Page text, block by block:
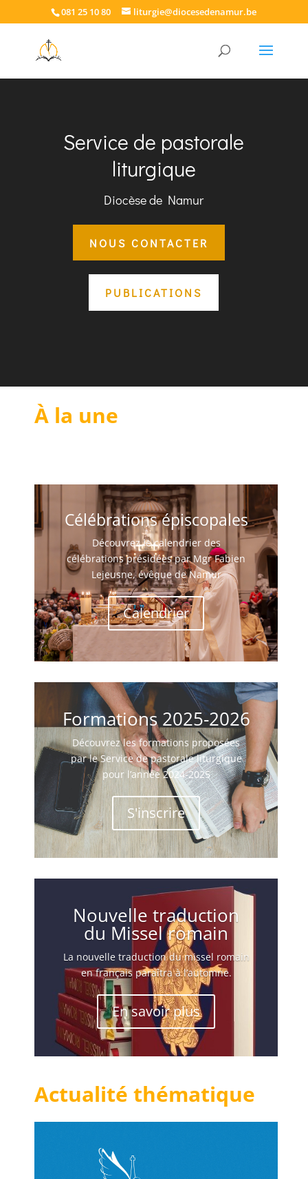
081 25 10 80 liturgie@diocesedenamur.be
Service de pastorale
liturgique
Diocèse de Namur
NOUS CONTACTER
PUBLICATIONS
À la une
Célébrations épiscopales
Découvrez le calendrier des
célébrations présidées par Mgr Fabien
Lejeusne, évêque de Namur
Calendrier
Formations 2025-2026
Découvrez les formations proposées
par le Service de pastorale liturgique
pour l’année 2024-2025
S'inscrire
Nouvelle traduction
du Missel romain
La nouvelle traduction du missel romain
en français paraîtra à l’automne.
En savoir plus
Actualité thématique